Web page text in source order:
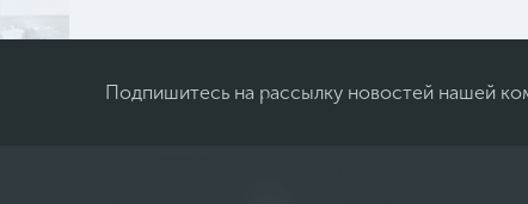
Подпишитесь на рассылку новостей нашей